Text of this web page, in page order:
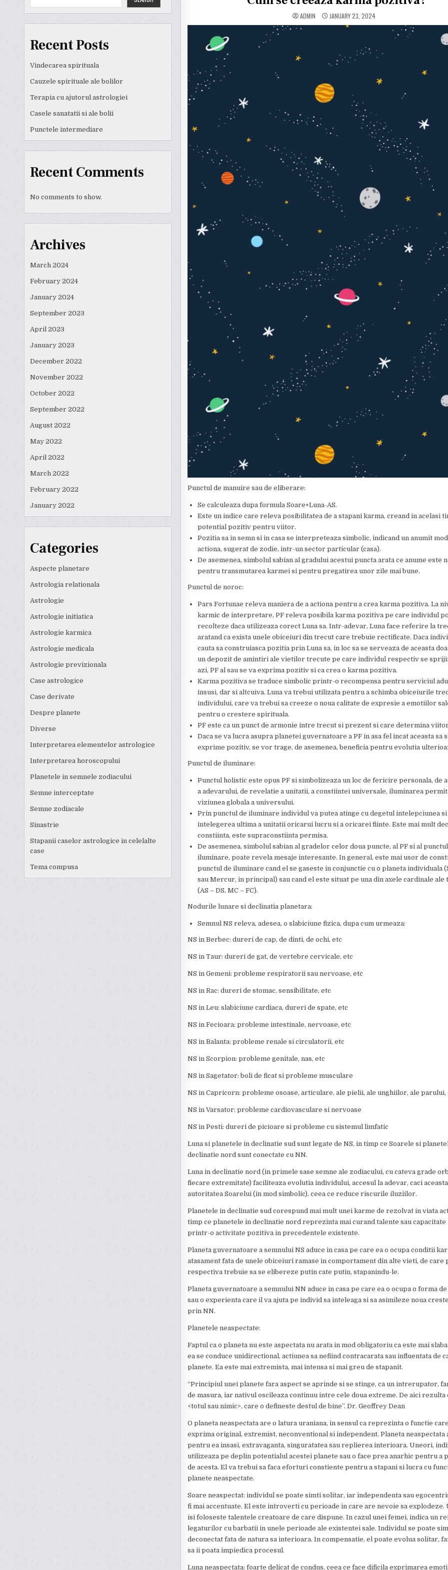
Recent Posts
Vindecarea spirituala
Cauzele spirituale ale bolilor
Terapia cu ajutorul astrologiei
Casele sanatatii si ale bolii
Punctele intermediare
Recent Comments
No comments to show.
Archives
March 2024
February 2024
January 2024
September 2023
April 2023
January 2023
December 2022
November 2022
October 2022
September 2022
August 2022
May 2022
April 2022
March 2022
February 2022
January 2022
Categories
Aspecte planetare
Astrologia relationala
Astrologie
Astrologie initiatica
Astrologie karmica
Astrologie medicala
Astrologie previzionala
Case astrologice
Case derivate
Despre planete
Diverse
Interpretarea elementelor astrologice
Interpretarea horoscopului
Planetele in semnele zodiacului
Semne interceptate
Semne zodiacale
Sinastrie
Stapanii caselor astrologice in celelalte
case
Tema compusa
ADMIN JANUARY 23, 2024
Punctul de manuire sau de eliberare:
Se calculeaza dupa formula Soare+Luna-AS.
Este un indice care releva posibilitatea de a stapani karma, creand in acelasi
potential pozitiv pentru viitor.
Pozitia sa in semn si in casa se interpreteaza simbolic, indicand un anumit mod
actiona, sugerat de zodie, intr-un sector particular (casa).
De asemenea, simbolul sabian al gradului acestui puncta arata ce anume este
pentru transmutarea karmei si pentru pregatirea unor zile mai bune.
Punctul de noroc:
Pars Fortunae releva maniera de a actiona pentru a crea karma pozitiva. La
karmic de interpretare, PF releva posibila karma pozitiva pe care individul
recolteze daca utilizeaza corect Luna sa. Intr-adevar, Luna face referire la
aratand ca exista unele obiceiuri din trecut care trebuie rectificate. Daca
cauta sa construiasca pozitia prin Luna sa, in loc sa se serveaza de aceasta
un depozit de amintiri ale vietilor trecute pe care individul respectiv se
azi, PF al sau se va exprima pozitiv si ca crea o karma pozitiva.
Karma pozitiva se traduce simbolic printr-o recompensa pentru serviciul
insusi, dar si altcuiva. Luna va trebui utilizata pentru a schimba obiceiurile
individului, care va trebui sa creeze o noua calitate de expresie a emotiilor
pentru o crestere spirituala.
PF este ca un punct de armonie intre trecut si prezent si care determina
Daca se va lucra asupra planetei guvernatoare a PF in asa fel incat aceasta sa
exprime pozitiv, se vor trage, de asemenea, beneficia pentru evolutia
Punctul de iluminare:
Punctul holistic este opus PF si simbolizeaza un loc de fericire personala, de
a adevarului, de revelatie a unitatii, a constiintei universale, iluminarea
viziunea globala a universului.
Prin punctul de iluminare individul va putea atinge cu degetul intelepciunea si
intelegerea ultima a unitatii oricarui lucru si a oricarei fiinte. Este mai mult
constiinta, este supraconstiinta permisa.
De asemenea, simbolul sabian al gradelor celor doua puncte, al PF si al
iluminare, poate revela mesaje interesante. In general, este mai usor de
punctul de iluminare cand el se gaseste in conjunctie cu o planeta individuala
sau Mercur, in principal) sau cand el este situat pe una din axele cardinale ale
(AS – DS, MC – FC).
Nodurile lunare si declinatia planetara:
Semnul NS releva, adesea, o slabiciune fizica, dupa cum urmeaza:
NS in Berbec: dureri de cap, de dinti, de ochi, etc
NS in Taur: dureri de gat, de vertebre cervicale, etc
NS in Gemeni: probleme respiratorii sau nervoase, etc
NS in Rac: dureri de stomac, sensibilitate, etc
NS in Leu: slabiciune cardiaca, dureri de spate, etc
NS in Fecioara: probleme intestinale, nervoase, etc
NS in Balanta: probleme renale si circulatorii, etc
NS in Scorpion: probleme genitale, nas, etc
NS in Sagetator: boli de ficat si probleme musculare
NS in Capricorn: probleme osoase, articulare, ale pielii, ale unghiilor, ale parului,
NS in Varsator: probleme cardiovasculare si nervoase
NS in Pesti: dureri de picioare si probleme cu sistemul limfatic
Luna si planetele in declinatie sud sunt legate de NS, in timp ce Soarele si
declinatie nord sunt conectate cu NN.
Luna in declinatie nord (in primele sase semne ale zodiacului, cu cateva grade
fiecare extremitate) faciliteaza evolutia individului, accesul la adevar, caci aceasta
autoritatea Soarelui (in mod simbolic), ceea ce reduce riscurile iluziilor.
Planetele in declinatie sud corespund mai mult unei karme de rezolvat in viata
timp ce planetele in declinatie nord reprezinta mai curand talente sau capacitate
printr-o activitate pozitiva in precedentele existente.
Planeta guvernatoare a semnului NS aduce in casa pe care ea o ocupa conditii
atasament fata de unele obiceiuri ramase in comportament din alte vieti, de care
respectiva trebuie sa se elibereze putin cate putin, stapanindu-le.
Planeta guvernatoare a semnului NN aduce in casa pe care ea o ocupa o forma
sau o experienta care il va ajuta pe individ sa inteleaga si sa asimileze noua
prin NN.
Planetele neaspectate:
Faptul ca o planeta nu este aspectata nu arata in mod obligatoriu ca este mai
ea se conduce unidirectional, actiunea sa nefiind contracarata sau influentata de
planete. Ea este mai extremista, mai intensa si mai greu de stapanit.
“Principiul unei planete fara aspect se aprinde si se stinge, ca un intrerupator,
de masura, iar nativul oscileaza continuu intre cele doua extreme. De aici rezulta
<totul sau nimic>, care o defineste destul de bine”. Dr. Geoffrey Dean
O planeta neaspectata are o latura uraniana, in sensul ca reprezinta o functie
exprima original, extremist, neconventional si independent. Planeta neaspectata
pentru ea insasi, extravaganta, singuratatea sau replierea interioara. Uneori,
utilizeaza pe deplin potentialul acestei planete sau o face prea anarhic pentru a
de acesta. El va trebui sa faca eforturi constiente pentru a stapani si lucra cu
planete neaspectate.
Soare neaspectat: individul se poate simti solitar, iar independenta sau
fi mai accentuate. El este introverti cu perioade in care are nevoie sa explodeze.
isi foloseste talentele creatoare de care dispune. In cazul unei femei, indica un
legaturilor cu barbatii in unele perioade ale existentei sale. Individul se poate
deconectat fata de natura sa interioara. In compensatie, el poate evolua solitar,
sa ii poata impiedica procesul.
Luna neaspectata: foarte delicat de condus, ceea ce face dificila exprimarea